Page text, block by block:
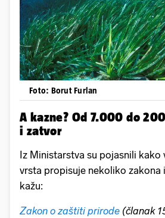
Foto: Borut Furlan
A kazne? Od 7.000 do
i zatvor
Iz Ministarstva su pojasnili kako
vrsta propisuje nekoliko zakona
kažu:
Zakon o zaštiti prirode (članak